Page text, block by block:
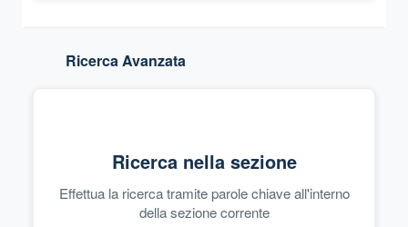
Ricerca Avanzata
Ricerca nella sezione
Effettua la ricerca tramite parole chiave all'interno
della sezione corrente